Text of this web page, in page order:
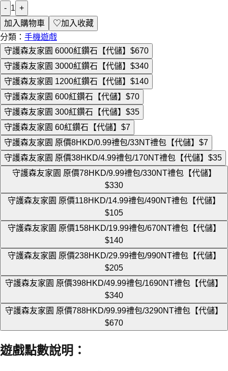
- 1 +
加入購物車
♡加入收藏
分類： 手機遊戲
守護森友家園 6000紅鑽石【代儲】 $670
守護森友家園 3000紅鑽石【代儲】 $340
守護森友家園 1200紅鑽石【代儲】 $140
守護森友家園 600紅鑽石【代儲】 $70
守護森友家園 300紅鑽石【代儲】 $35
守護森友家園 60紅鑽石【代儲】 $7
守護森友家園 原價8HKD/0.99禮包/33NT禮包【代儲】 $7
守護森友家園 原價38HKD/4.99禮包/170NT禮包【代儲】 $35
守護森友家園 原價78HKD/9.99禮包/330NT禮包【代儲】
$330
守護森友家園 原價118HKD/14.99禮包/490NT禮包【代儲】
$105
守護森友家園 原價158HKD/19.99禮包/670NT禮包【代儲】
$140
守護森友家園 原價238HKD/29.99禮包/990NT禮包【代儲】
$205
守護森友家園 原價398HKD/49.99禮包/1690NT禮包【代儲】
$340
守護森友家園 原價788HKD/99.99禮包/3290NT禮包【代儲】
$670
遊戲點數說明 ：